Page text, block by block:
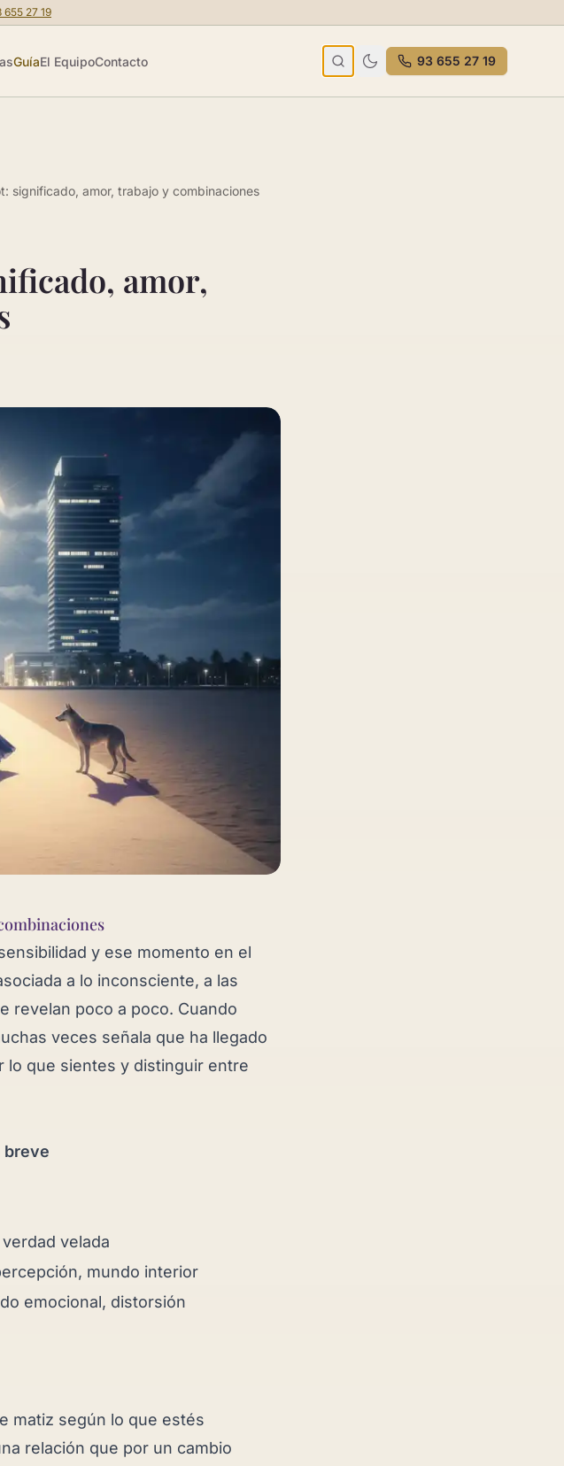
655 27 19
GuíaEl EquipoContacto 93 655 27 19
significado, amor, trabajo y combinaciones
amor,
y ese momento en el
a lo inconsciente, a las
revelan poco a poco. Cuando
veces señala que ha llegado
lo que sientes y distinguir entre
breve
velada
mundo interior
emocional, distorsión
matiz según lo que estés
relación que por un cambio